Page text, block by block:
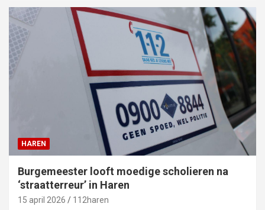
HAREN
Burgemeester looft moedige scholieren na
‘straatterreur’ in Haren
15 april 2026 112haren